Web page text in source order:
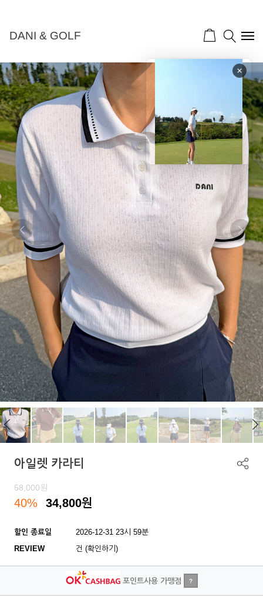
DANI & GOLF
아일렛 카라티
58,000원
40% 34,800원
할인 종료일
2026-12-31 23시 59분
REVIEW
건 (확인하기)
포인트사용 가맹점 ?